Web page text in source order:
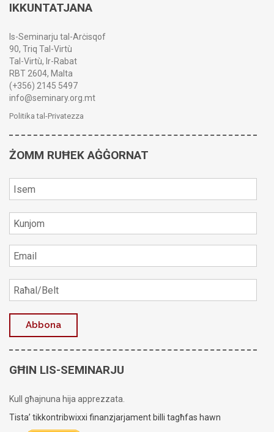
IKKUNTATJANA
Is-Seminarju tal-Arċisqof
90, Triq Tal-Virtù
Tal-Virtù, Ir-Rabat
RBT 2604, Malta
(+356) 2145 5497
info@seminary.org.mt
Politika tal-Privatezza
ŻOMM RUĦEK AĠĠORNAT
GĦIN LIS-SEMINARJU
Kull għajnuna hija apprezzata.
Tista’ tikkontribwixxi finanzjarjament billi tagħfas hawn